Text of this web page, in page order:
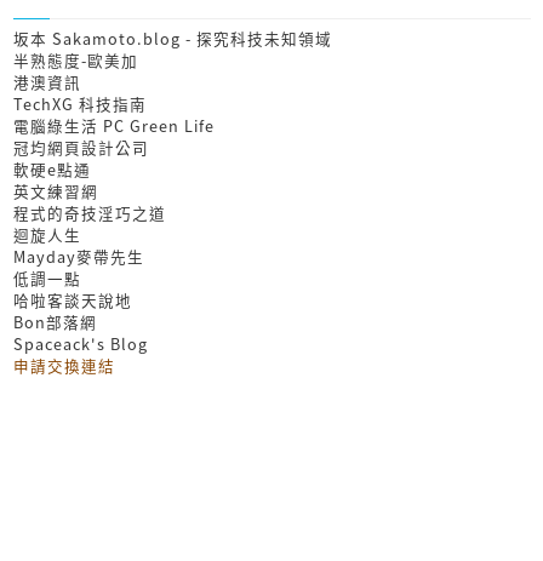
坂本 Sakamoto.blog - 探究科技未知領域
半熟態度-歐美加
港澳資訊
TechXG 科技指南
電腦綠生活 PC Green Life
冠均網頁設計公司
軟硬e點通
英文練習網
程式的奇技淫巧之道
迴旋人生
Mayday麥帶先生
低調一點
哈啦客談天說地
Bon部落網
Spaceack's Blog
申請交換連結